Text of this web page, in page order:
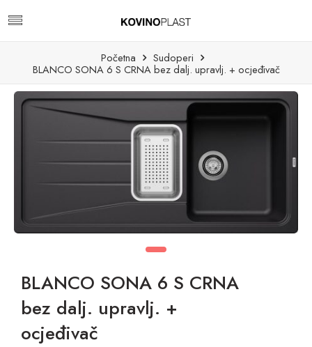
Početna
Sudoperi
BLANCO SONA 6 S CRNA bez dalj. upravlj. + ocjeđivač
BLANCO SONA 6 S CRNA
bez dalj. upravlj. +
ocjeđivač